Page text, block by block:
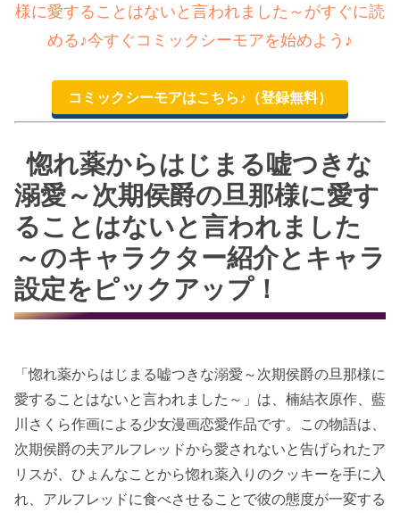
様に愛することはないと言われました～がすぐに読
める♪今すぐコミックシーモアを始めよう♪
コミックシーモアはこちら♪（登録無料）
惚れ薬からはじまる嘘つきな
溺愛～次期侯爵の旦那様に愛す
ることはないと言われました
～のキャラクター紹介とキャラ
設定をピックアップ！
「惚れ薬からはじまる嘘つきな溺愛～次期侯爵の旦那様に
愛することはないと言われました～」は、楠結衣原作、藍
川さくら作画による少女漫画恋愛作品です。この物語は、
次期侯爵の夫アルフレッドから愛されないと告げられたア
リスが、ひょんなことから惚れ薬入りのクッキーを手に入
れ、アルフレッドに食べさせることで彼の態度が一変する